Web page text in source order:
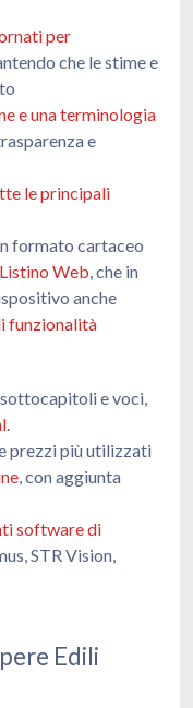
per
che le stime e
e una terminologia
e
le principali
formato cartaceo
Web, che in
anche
funzionalità
e voci,
.
prezzi più utilizzati
, con aggiunta
software di
STR Vision,
Edili